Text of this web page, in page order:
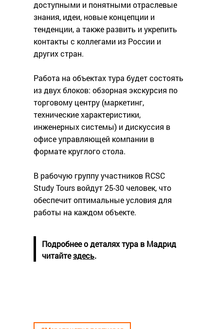
доступными и понятными отраслевые
знания, идеи, новые концепции и
тенденции, а также развить и укрепить
контакты с коллегами из России и
других стран.
Работа на объектах тура будет состоять
из двух блоков: обзорная экскурсия по
торговому центру (маркетинг,
технические характеристики,
инженерных системы) и дискуссия в
офисе управляющей компании в
формате круглого стола.
В рабочую группу участников RCSC
Study Tours войдут 25-30 человек, что
обеспечит оптимальные условия для
работы на каждом объекте.
Подробнее о деталях тура в Мадрид
читайтездесь.